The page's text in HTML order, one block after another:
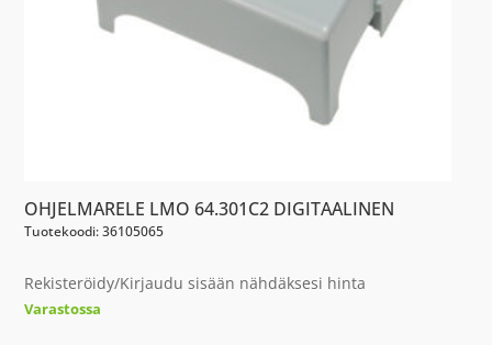
OHJELMARELE LMO 64.301C2 DIGITAALINEN
Tuotekoodi: 36105065
Rekisteröidy/Kirjaudu sisään nähdäksesi hinta
Varastossa